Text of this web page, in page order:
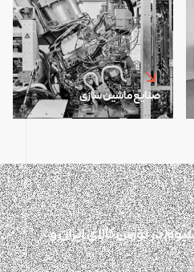
صنایع ماشین سازی
در بورس کالای ایران و